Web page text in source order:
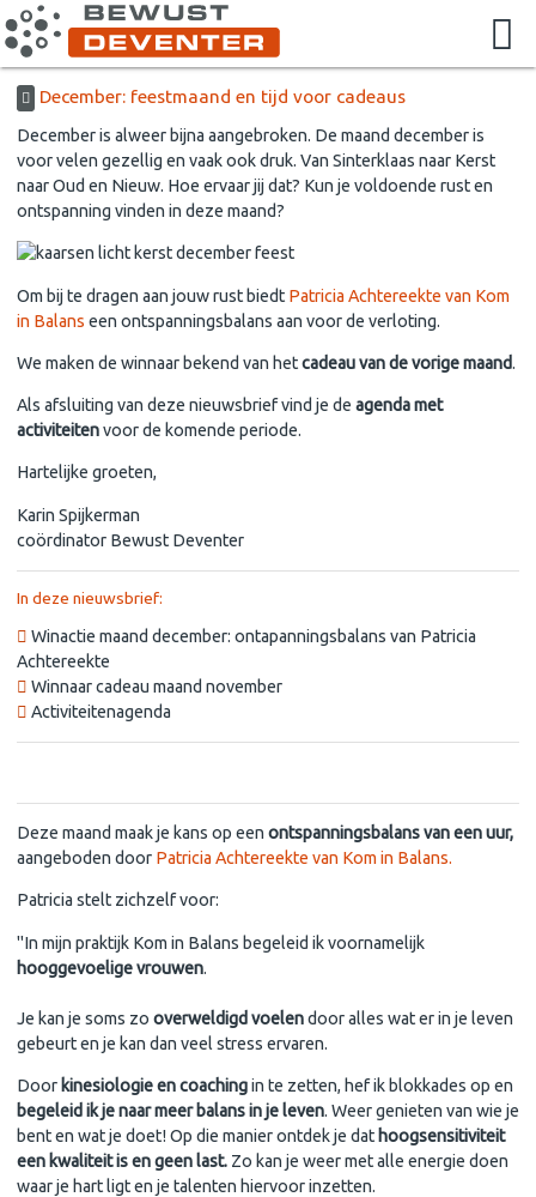
December: feestmaand en tijd voor cadeaus
December is alweer bijna aangebroken. De maand december is
voor velen gezellig en vaak ook druk. Van Sinterklaas naar Kerst
naar Oud en Nieuw. Hoe ervaar jij dat? Kun je voldoende rust en
ontspanning vinden in deze maand?
Om bij te dragen aan jouw rust biedt Patricia Achtereekte van Kom
in Balans een ontspanningsbalans aan voor de verloting.
We maken de winnaar bekend van hetcadeau van de vorige maand.
Als afsluiting van deze nieuwsbrief vind je de agenda met
activiteitenvoor de komende periode.
Hartelijke groeten,
Karin Spijkerman
coördinator Bewust Deventer
In deze nieuwsbrief:
Winactie maand december: ontapanningsbalans van Patricia
Achtereekte
Winnaar cadeau maand november
Activiteitenagenda
Deze maand maak je kans op een ontspanningsbalans van een uur,
aangeboden door Patricia Achtereekte van Kom in Balans.
Patricia stelt zichzelf voor:
"In mijn praktijk Kom in Balans begeleid ik voornamelijk
hooggevoelige vrouwen.
Je kan je soms zo overweldigd voelendoor alles wat er in je leven
gebeurt en je kan dan veel stress ervaren.
Door kinesiologie en coachingin te zetten, hef ik blokkades op en
begeleid ik je naar meer balans in je leven. Weer genieten van wie je
bent en wat je doet! Op die manier ontdek je dat hoogsensitiviteit
een kwaliteit is en geen last. Zo kan je weer met alle energie doen
waar je hart ligt en je talenten hiervoor inzetten.